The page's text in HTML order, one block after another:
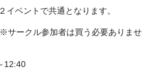
ベントで共通となります。
サークル参加者は買う必要ありませ
12:40